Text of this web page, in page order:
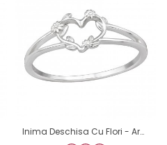
Inima Deschisa Cu Flori - Argint 925 Inele simple A4S49669